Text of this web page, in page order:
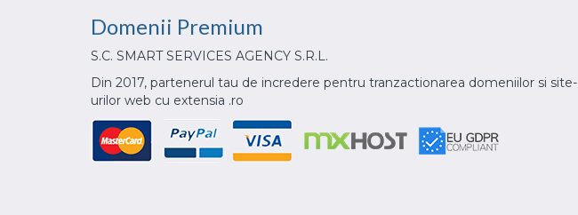
Domenii Premium
S.C. SMART SERVICES AGENCY S.R.L.
Din 2017, partenerul tau de incredere pentru tranzactionarea domeniilor si site-
urilor web cu extensia .ro